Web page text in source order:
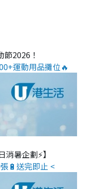
節2026！
運動用品攤位🔥
消暑企劃⚡】
🔋送完即止 <